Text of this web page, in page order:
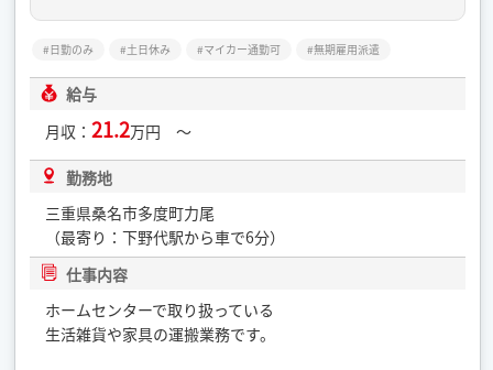
日勤のみ 土日休み マイカー通勤可 無期雇用派遣
給与
月収：21.2万円 ～
勤務地
三重県桑名市多度町力尾
（最寄り：下野代駅から車で6分）
仕事内容
ホームセンターで取り扱っている
生活雑貨や家具の運搬業務です。